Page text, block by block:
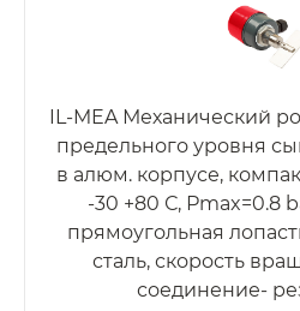
IL-MEA Механический
предельного уровня
в алюм. корпусе,
-30 +80 С, Рmax=0.8
прямоугольная
сталь, скорость
соединение-